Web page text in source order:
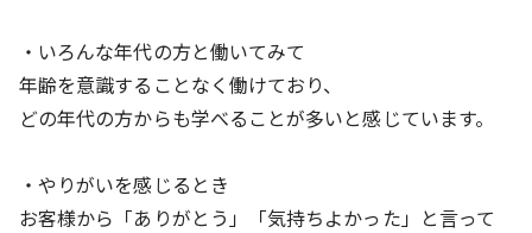
・いろんな年代の方と働いてみて
年齢を意識することなく働けており、
どの年代の方からも学べることが多いと感じています。
・やりがいを感じるとき
お客様から「ありがとう」「気持ちよかった」と言って